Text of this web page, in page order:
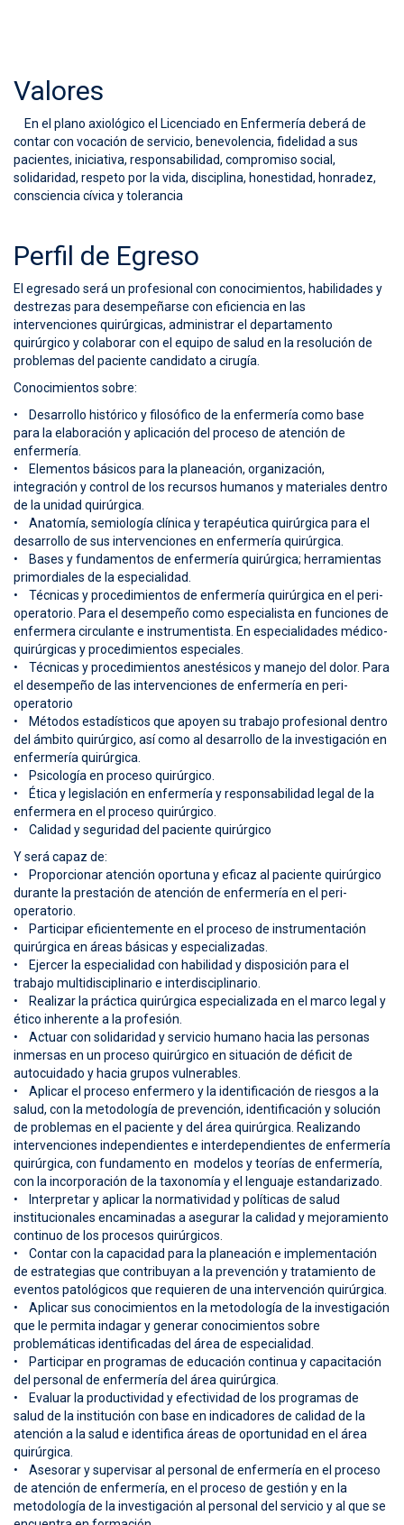
Valores
En el plano axiológico el Licenciado en Enfermería deberá de
contar con vocación de servicio, benevolencia, fidelidad a sus
pacientes, iniciativa, responsabilidad, compromiso social,
solidaridad, respeto por la vida, disciplina, honestidad, honradez,
consciencia cívica y tolerancia
Perfil de Egreso
El egresado será un profesional con conocimientos, habilidades y
destrezas para desempeñarse con eficiencia en las
intervenciones quirúrgicas, administrar el departamento
quirúrgico y colaborar con el equipo de salud en la resolución de
problemas del paciente candidato a cirugía.
Conocimientos sobre:
• Desarrollo histórico y filosófico de la enfermería como base
para la elaboración y aplicación del proceso de atención de
enfermería.
• Elementos básicos para la planeación, organización,
integración y control de los recursos humanos y materiales dentro
de la unidad quirúrgica.
• Anatomía, semiología clínica y terapéutica quirúrgica para el
desarrollo de sus intervenciones en enfermería quirúrgica.
• Bases y fundamentos de enfermería quirúrgica; herramientas
primordiales de la especialidad.
• Técnicas y procedimientos de enfermería quirúrgica en el peri-
operatorio. Para el desempeño como especialista en funciones de
enfermera circulante e instrumentista. En especialidades médico-
quirúrgicas y procedimientos especiales.
• Técnicas y procedimientos anestésicos y manejo del dolor. Para
el desempeño de las intervenciones de enfermería en peri-
operatorio
• Métodos estadísticos que apoyen su trabajo profesional dentro
del ámbito quirúrgico, así como al desarrollo de la investigación en
enfermería quirúrgica.
• Psicología en proceso quirúrgico.
• Ética y legislación en enfermería y responsabilidad legal de la
enfermera en el proceso quirúrgico.
• Calidad y seguridad del paciente quirúrgico
Y será capaz de:
• Proporcionar atención oportuna y eficaz al paciente quirúrgico
durante la prestación de atención de enfermería en el peri-
operatorio.
• Participar eficientemente en el proceso de instrumentación
quirúrgica en áreas básicas y especializadas.
• Ejercer la especialidad con habilidad y disposición para el
trabajo multidisciplinario e interdisciplinario.
• Realizar la práctica quirúrgica especializada en el marco legal y
ético inherente a la profesión.
• Actuar con solidaridad y servicio humano hacia las personas
inmersas en un proceso quirúrgico en situación de déficit de
autocuidado y hacia grupos vulnerables.
• Aplicar el proceso enfermero y la identificación de riesgos a la
salud, con la metodología de prevención, identificación y solución
de problemas en el paciente y del área quirúrgica. Realizando
intervenciones independientes e interdependientes de enfermería
quirúrgica, con fundamento en modelos y teorías de enfermería,
con la incorporación de la taxonomía y el lenguaje estandarizado.
• Interpretar y aplicar la normatividad y políticas de salud
institucionales encaminadas a asegurar la calidad y mejoramiento
continuo de los procesos quirúrgicos.
• Contar con la capacidad para la planeación e implementación
de estrategias que contribuyan a la prevención y tratamiento de
eventos patológicos que requieren de una intervención quirúrgica.
• Aplicar sus conocimientos en la metodología de la investigación
que le permita indagar y generar conocimientos sobre
problemáticas identificadas del área de especialidad.
• Participar en programas de educación continua y capacitación
del personal de enfermería del área quirúrgica.
• Evaluar la productividad y efectividad de los programas de
salud de la institución con base en indicadores de calidad de la
atención a la salud e identifica áreas de oportunidad en el área
quirúrgica.
• Asesorar y supervisar al personal de enfermería en el proceso
de atención de enfermería, en el proceso de gestión y en la
metodología de la investigación al personal del servicio y al que se